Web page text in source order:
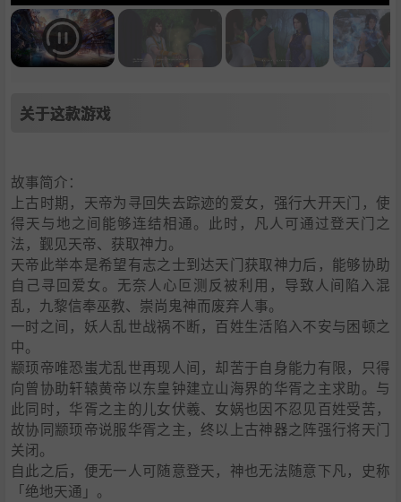
关于这款游戏
故事简介：
上古时期，天帝为寻回失去踪迹的爱女，强行大开天门，使
得天与地之间能够连结相通。此时，凡人可通过登天门之
法，觐见天帝、获取神力。
天帝此举本是希望有志之士到达天门获取神力后，能够协助
自己寻回爱女。无奈人心叵测反被利用，导致人间陷入混
乱，九黎信奉巫教、崇尚鬼神而废弃人事。
一时之间，妖人乱世战祸不断，百姓生活陷入不安与困顿之
中。
颛顼帝唯恐蚩尤乱世再现人间，却苦于自身能力有限，只得
向曾协助轩辕黄帝以东皇钟建立山海界的华胥之主求助。与
此同时，华胥之主的儿女伏羲、女娲也因不忍见百姓受苦，
故协同颛顼帝说服华胥之主，终以上古神器之阵强行将天门
关闭。
自此之后，便无一人可随意登天，神也无法随意下凡，史称
「绝地天通」。